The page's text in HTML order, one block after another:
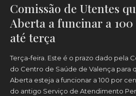
Comissão de Utentes
Aberta a funcinar a
até terça
Terça-feira. Este é o prazo dado pela
do Centro de Saúde de Valença para
Aberta esteja a funcionar a 100 por
do antigo Serviço de Atendimento